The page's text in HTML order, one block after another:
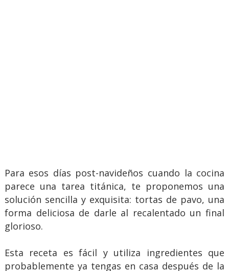
Para esos días post-navideños cuando la cocina
parece una tarea titánica, te proponemos una
solución sencilla y exquisita: tortas de pavo, una
forma deliciosa de darle al recalentado un final
glorioso.
Esta receta es fácil y utiliza ingredientes que
probablemente ya tengas en casa después de la